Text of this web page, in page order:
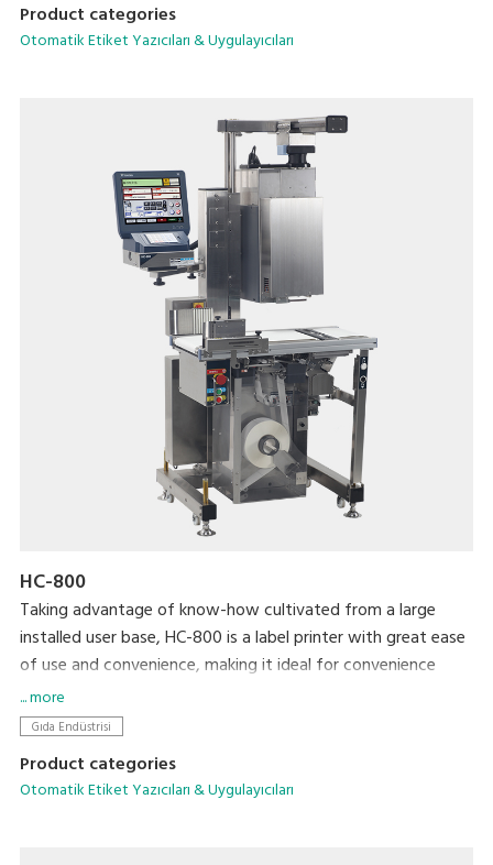
selection.
Product categories
Otomatik Etiket Yazıcıları & Uygulayıcıları
HC-800
Taking advantage of know-how cultivated from a large
installed user base, HC-800 is a label printer with great ease
of use and convenience, making it ideal for convenience
stores and volume retailer vendor systems. By installing a
special application, the printer is able to display and print a
boxes and side dishes. We completely revamped the basic
functionality to allow more accurate and efficient operation
... more
Gıda Endüstrisi
Product categories
Otomatik Etiket Yazıcıları & Uygulayıcıları